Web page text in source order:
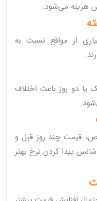
هزینه می‌شود.
از مواقع نسبت به
یا دو روز باعث اختلاف
قیمت چند روز قبل و
شانس پیدا کردن نرخ بهتر